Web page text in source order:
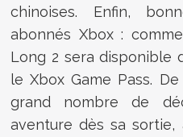
chinoises. Enfin,
abonnés Xbox :
Long 2 sera disponible
le Xbox Game Pass.
grand nombre de
aventure dès sa